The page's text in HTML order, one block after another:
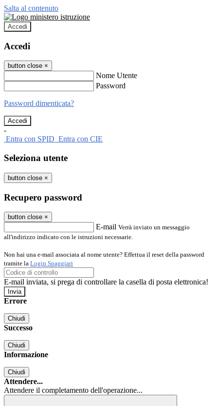
Salta al contenuto
Accedi
Accedi
button close ×
Nome Utente
Password
Password dimenticata?
-
Entra con SPID Entra con CIE
Seleziona utente
button close ×
Recupero password
button close ×
E-mail Verrà inviato un messaggio
all'indirizzo indicato con le istruzioni necessarie.
Non hai una e-mail associata al nome utente? Effettua il reset della password
tramite la Login Spaggiari
E-mail inviata, si prega di controllare la casella di posta elettronica!
Errore
Chiudi
Successo
Chiudi
Informazione
Chiudi
Attendere...
Attendere il completamento dell'operazione...